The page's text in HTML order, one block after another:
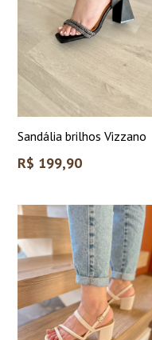
Sandália brilhos Vizzano
Preço
R$ 199,90